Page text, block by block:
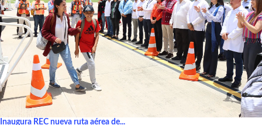
Inaugura REC nueva ruta aérea de...